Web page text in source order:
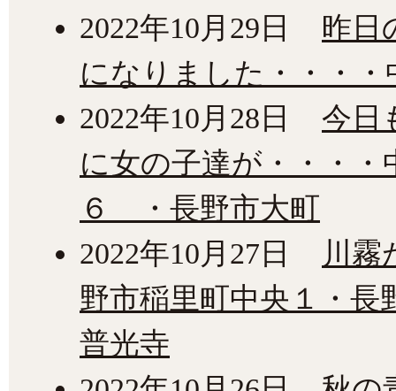
2022年10月29日
昨日
になりました・・・
2022年10月28日
今日
に女の子達が・・・
６ ・長野市大町
2022年10月27日
川霧
野市稲里町中央１・長
普光寺